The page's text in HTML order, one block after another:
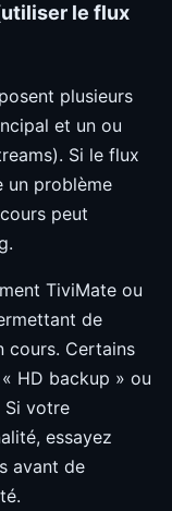
le flux
plusieurs
et un ou
Si le flux
un problème
peut
TiviMate ou
de
cours. Certains
HD backup » ou
Si votre
essayez
avant de